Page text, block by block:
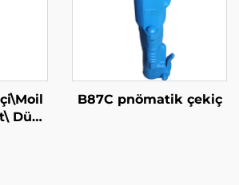
Düz
B87C pnömatik çekiç